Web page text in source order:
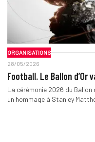
ORGANISATIONS
28/05/2026
Football. Le Ballon d’Or
La cérémonie 2026 du
un hommage à Stanley